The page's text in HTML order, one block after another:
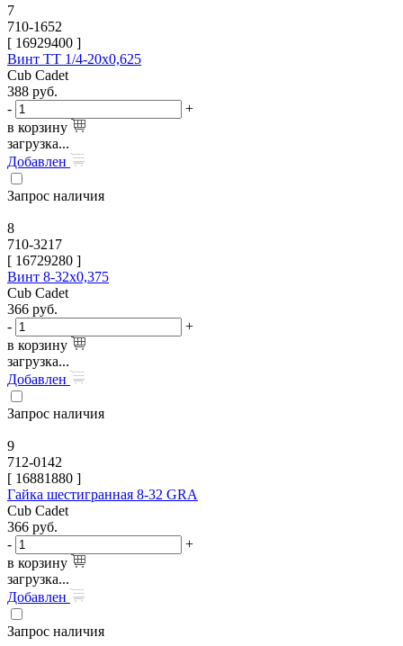
7
710-1652
[ 16929400 ]
Винт TT 1/4-20х0,625
Cub Cadet
388 руб.
-
+
в корзину
загрузка...
Добавлен
Запрос наличия
8
710-3217
[ 16729280 ]
Винт 8-32х0,375
Cub Cadet
366 руб.
-
+
в корзину
загрузка...
Добавлен
Запрос наличия
9
712-0142
[ 16881880 ]
Гайка шестигранная 8-32 GRA
Cub Cadet
366 руб.
-
+
в корзину
загрузка...
Добавлен
Запрос наличия